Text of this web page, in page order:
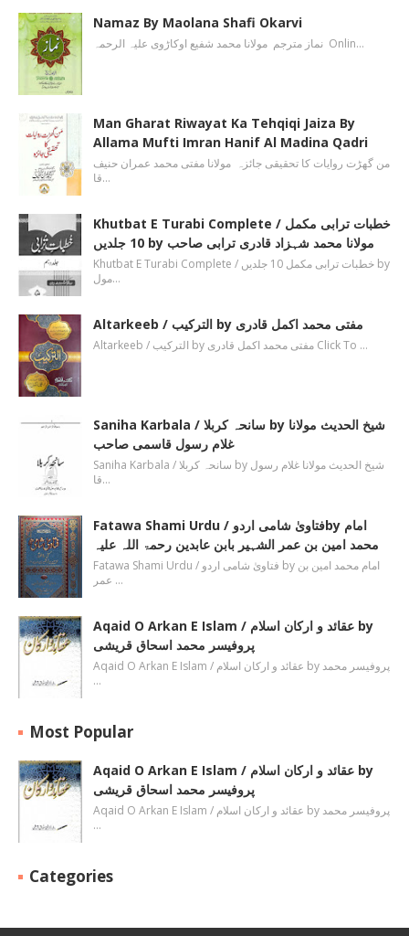
Namaz By Maolana Shafi Okarvi
نماز مترجم مولانا محمد شفیع اوکاڑوی علیہ الرحمہ Onlin…
Man Gharat Riwayat Ka Tehqiqi Jaiza By
Allama Mufti Imran Hanif Al Madina Qadri
من گھڑت روایات کا تحقیقی جائزہ مولانا مفتی محمد عمران حنیف
قا…
Khutbat E Turabi Complete / خطبات ترابی مکمل
10 جلدیں by مولانا محمد شہزاد قادری ترابی صاحب
Khutbat E Turabi Complete / خطبات ترابی مکمل 10 جلدیں by
مول…
Altarkeeb / الترکیب by مفتی محمد اکمل قادری
Altarkeeb / الترکیب by مفتی محمد اکمل قادری Click To …
Saniha Karbala / سانحہ کربلا by شیخ الحدیث مولانا
غلام رسول قاسمی صاحب
Saniha Karbala / سانحہ کربلا by شیخ الحدیث مولانا غلام رسول
قا…
Fatawa Shami Urdu / فتاویٰ شامی اردوby امام
محمد امین بن عمر الشہیر بابن عابدین رحمۃ اللہ علیہ
Fatawa Shami Urdu / فتاویٰ شامی اردو by امام محمد امین بن
عمر …
Aqaid O Arkan E Islam / عقائد و ارکان اسلام by
پروفیسر محمد اسحاق قریشی
Aqaid O Arkan E Islam / عقائد و ارکان اسلام by پروفیسر محمد
…
Most Popular
Aqaid O Arkan E Islam / عقائد و ارکان اسلام by
پروفیسر محمد اسحاق قریشی
Aqaid O Arkan E Islam / عقائد و ارکان اسلام by پروفیسر محمد
…
Categories